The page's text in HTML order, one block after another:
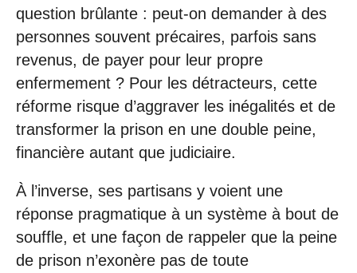
question brûlante : peut-on demander à des
personnes souvent précaires, parfois sans
revenus, de payer pour leur propre
enfermement ? Pour les détracteurs, cette
réforme risque d’aggraver les inégalités et de
transformer la prison en une double peine,
financière autant que judiciaire.
À l’inverse, ses partisans y voient une
réponse pragmatique à un système à bout de
souffle, et une façon de rappeler que la peine
de prison n’exonère pas de toute